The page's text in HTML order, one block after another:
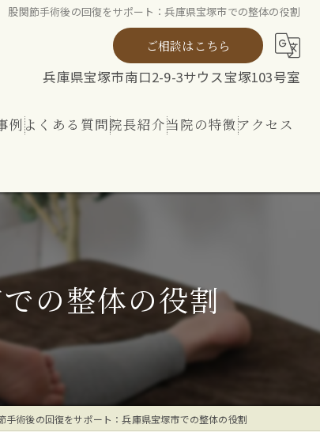
股関節手術後の回復をサポート：兵庫県宝塚市での整体の役割
ご相談はこちら
兵庫県宝塚市南口2-9-3サウス宝塚103号室
例よくある質問院長紹介当院の特徴アクセス
の整体の役割
手術後の回復をサポート：兵庫県宝塚市での整体の役割